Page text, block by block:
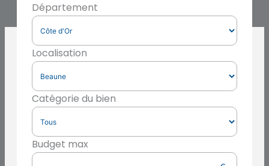
Département
Localisation
Catégorie du bien
Budget max